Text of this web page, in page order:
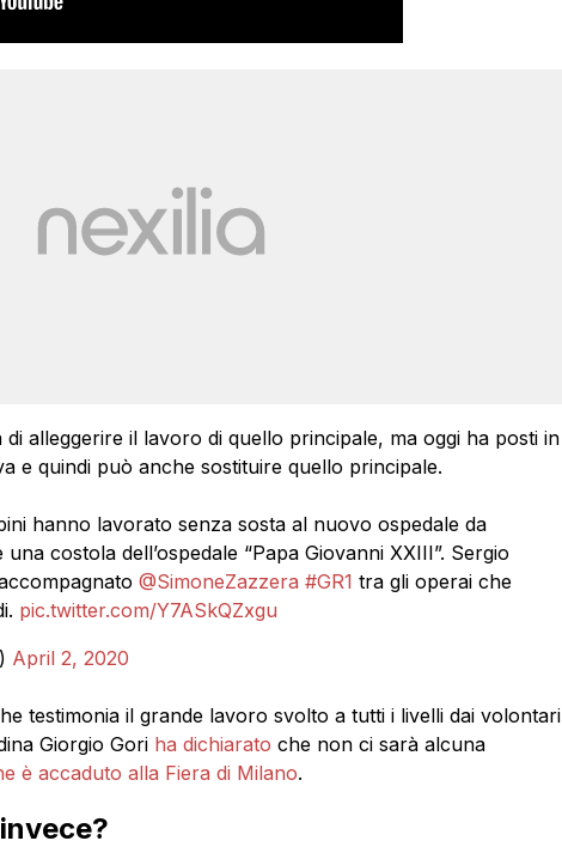
di alleggerire il lavoro di quello principale, ma oggi ha posti in
e quindi può anche sostituire quello principale.
hanno lavorato senza sosta al nuovo ospedale da
costola dell’ospedale “Papa Giovanni XXIII”. Sergio
@SimoneZazzera #GR1 tra gli operai che
pic.twitter.com/Y7ASkQZxgu
April 2, 2020
testimonia il grande lavoro svolto a tutti i livelli dai volontari
Giorgio Gori ha dichiarato che non ci sarà alcuna
è accaduto alla Fiera di Milano.